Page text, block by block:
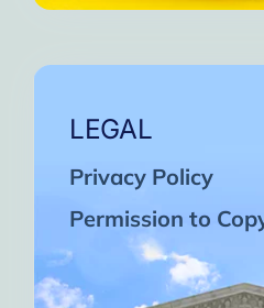
LEGAL
Privacy Policy
Permission to